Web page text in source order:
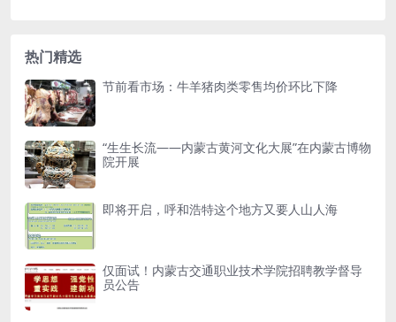
热门精选
节前看市场：牛羊猪肉类零售均价环比下降
“生生长流——内蒙古黄河文化大展”在内蒙古博物
院开展
即将开启，呼和浩特这个地方又要人山人海
仅面试！内蒙古交通职业技术学院招聘教学督导
员公告